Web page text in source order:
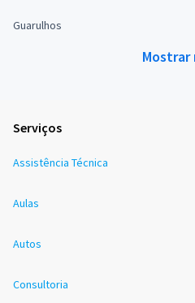
Guarulhos
Mostrar
Serviços
Assistência Técnica
Aulas
Autos
Consultoria